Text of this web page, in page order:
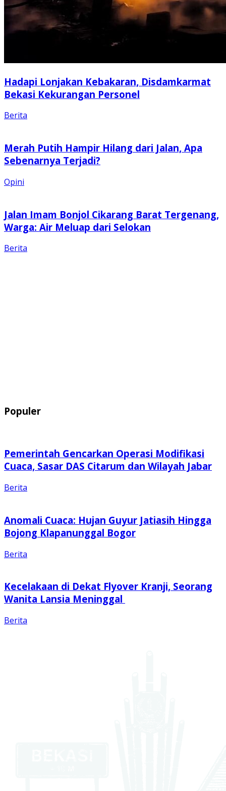
Hadapi Lonjakan Kebakaran, Disdamkarmat
Bekasi Kekurangan Personel
Berita
Merah Putih Hampir Hilang dari Jalan, Apa
Sebenarnya Terjadi?
Opini
Jalan Imam Bonjol Cikarang Barat Tergenang,
Warga: Air Meluap dari Selokan
Berita
Populer
Pemerintah Gencarkan Operasi Modifikasi
Cuaca, Sasar DAS Citarum dan Wilayah Jabar
Berita
Anomali Cuaca: Hujan Guyur Jatiasih Hingga
Bojong Klapanunggal Bogor
Berita
Kecelakaan di Dekat Flyover Kranji, Seorang
Wanita Lansia Meninggal
Berita